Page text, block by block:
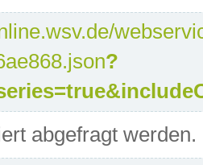
?
abgefragt werden.